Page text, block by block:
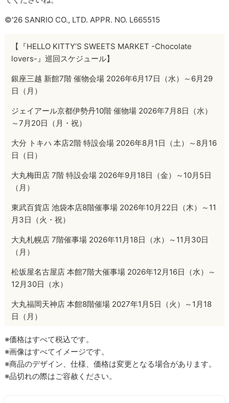
©'26 SANRIO CO., LTD. APPR. NO. L665515
【『HELLO KITTY’S SWEETS MARKET -Chocolate
lovers-』巡回スケジュール】
銀座三越 新館7階 催物会場 2026年6月17日（水）～6月29
日（月）
ジェイアール京都伊勢丹10階 催物場 2026年7月8日（水）
～7月20日（月・祝）
大分 トキハ 本店2階 特設会場 2026年8月1日（土）～8月16
日（日）
大丸梅田店 7階 特設会場 2026年9月18日（金）～10月5日
（月）
東武百貨店 池袋本店8階催事場 2026年10月22日（木）～11
月3日（火・祝）
大丸札幌店 7階催事場 2026年11月18日（水）～11月30日
（月）
松坂屋名古屋店 本館7階大催事場 2026年12月16日（水）～
12月30日（水）
大丸福岡天神店 本館8階催場 2027年1月5日（火）～1月18
日（月）
※価格はすべて税込です。
※画像はすべてイメージです。
※商品のデザイン、仕様、価格は変更となる場合があります。
※品切れの際はご容赦ください。